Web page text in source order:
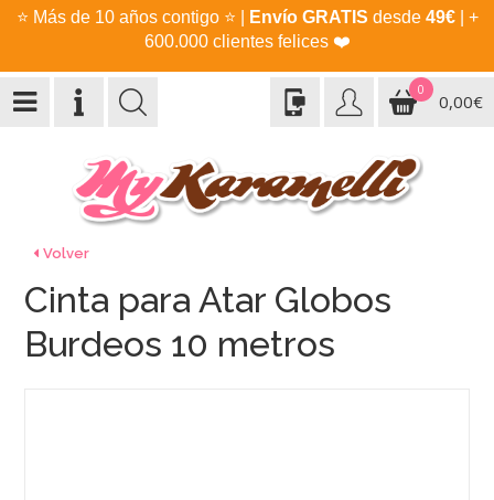
⭐ Más de 10 años contigo ⭐ Envío GRATIS desde 49€| +
600.000 clientes felices ❤️
0
0,00€
Volver
Cinta para Atar Globos
Burdeos 10 metros